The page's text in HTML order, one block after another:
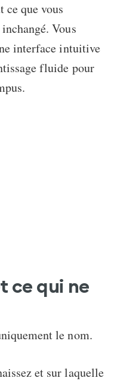
ce que vous
Vous
interface intuitive
fluide pour
ce qui ne
le nom.
et sur laquelle